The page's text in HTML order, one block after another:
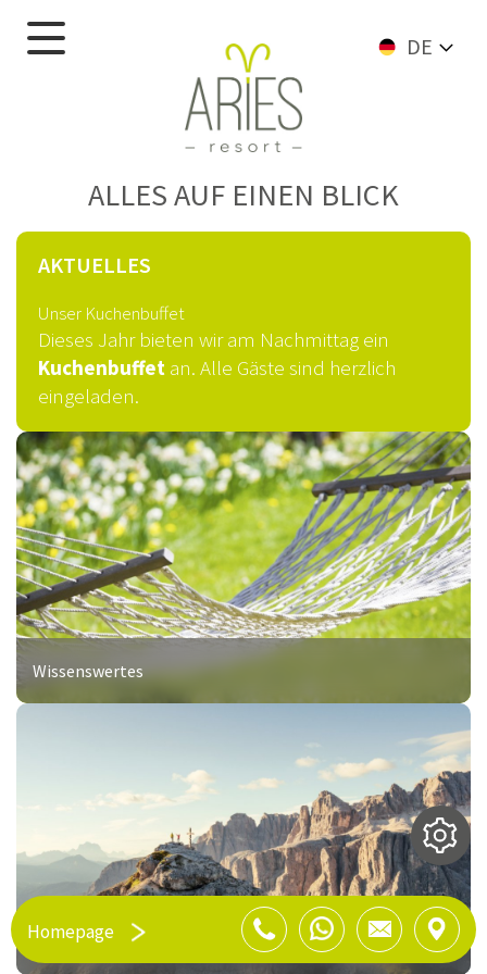
DE
ALLES AUF EINEN BLICK
AKTUELLES
Unser Kuchenbuffet
Dieses Jahr bieten wir am Nachmittag ein
Kuchenbuffet an. Alle Gäste sind herzlich
eingeladen.
Wissenswertes
Wandertipps
Homepage